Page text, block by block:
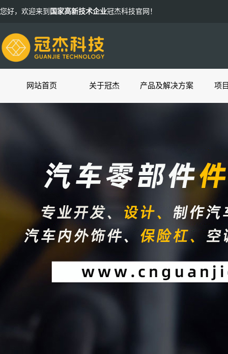
您好，欢迎来到 国家高新技术企业冠杰科技官网！
网站首页 关于冠杰 产品及解决方案 项